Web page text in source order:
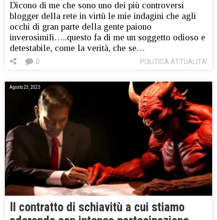
Dicono di me che sono uno dei più controversi
blogger della rete in virtù le mie indagini che agli
occhi di gran parte della gente paiono
inverosimili…..questo fa di me un soggetto odioso e
detestabile, come la verità, che se…
POLITICA ATTUALITA'
0
Agosto 23, 2025
Il contratto di schiavitù a cui stiamo